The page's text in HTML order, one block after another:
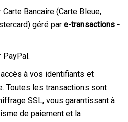
Bancaire (Carte Bleue,
géré par e-transactions -
PayPal.
accès à vos identifiants et
Toutes les transactions sont
SSL, vous garantissant à
de paiement et la